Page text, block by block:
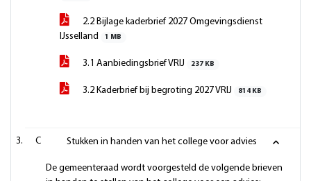
2.2 Bijlage kaderbrief 2027 Omgevingsdienst
IJsselland
1 MB
3.1 Aanbiedingsbrief VRIJ 237 KB
3.2 Kaderbrief bij begroting 2027 VRIJ 814 KB
C Stukken in handen van het college voor advies
De gemeenteraad wordt voorgesteld de volgende brieven